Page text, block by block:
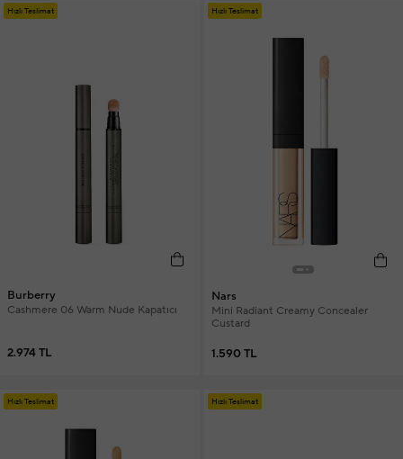
Hızlı Teslimat
Burberry
Cashmere 06 Warm Nude Kapatıcı
2.974 TL
Hızlı Teslimat
Nars
Mini Radiant Creamy Concealer
Custard
1.590 TL
Hızlı Teslimat Hızlı Teslimat